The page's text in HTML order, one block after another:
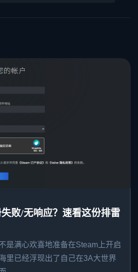
败/无响应？速看这份排雷
是满心欢喜地准备在Steam上开启
里已经浮现出了自己在3A大世界